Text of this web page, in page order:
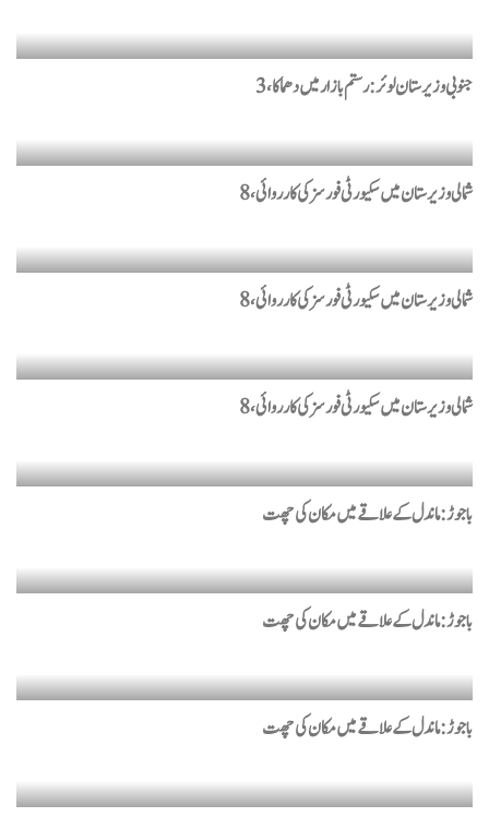
جنوبی وزیرستان لوئر: رستم بازار میں دھماکا، 3
شمالی وزیرستان میں سکیورٹی فورسز کی کارروائی، 8
شمالی وزیرستان میں سکیورٹی فورسز کی کارروائی، 8
شمالی وزیرستان میں سکیورٹی فورسز کی کارروائی، 8
باجوڑ: ماندل کے علاقے میں مکان کی چھت
باجوڑ: ماندل کے علاقے میں مکان کی چھت
باجوڑ: ماندل کے علاقے میں مکان کی چھت